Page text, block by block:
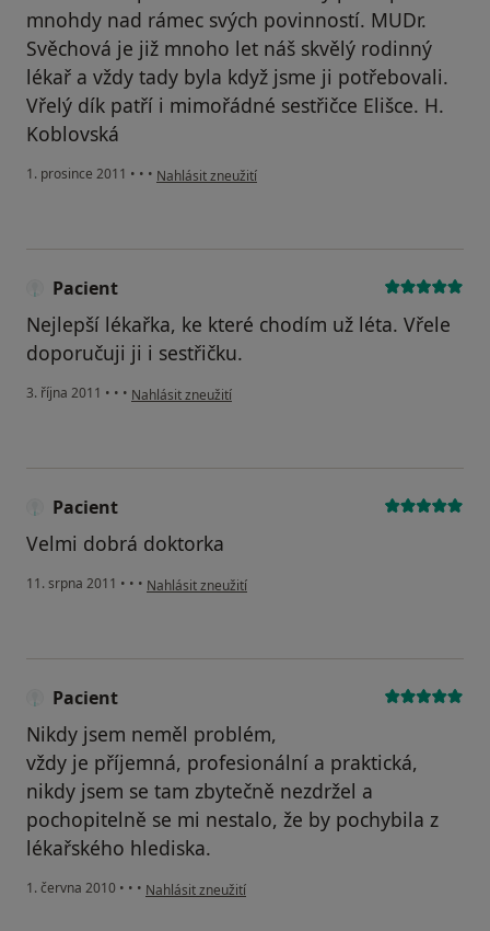
mnohdy nad rámec svých povinností. MUDr.
Svěchová je již mnoho let náš skvělý rodinný
lékař a vždy tady byla když jsme ji potřebovali.
Vřelý dík patří i mimořádné sestřičce Elišce. H.
Koblovská
1. prosince 2011 • • • podle názoru uživatele Pacient
Nahlásit zneužití
Pacient
Nejlepší lékařka, ke které chodím už léta. Vřele
doporučuji ji i sestřičku.
3. října 2011 • • • podle názoru uživatele Pacient
Nahlásit zneužití
Pacient
Velmi dobrá doktorka
11. srpna 2011 • • • podle názoru uživatele Pacient
Nahlásit zneužití
Pacient
Nikdy jsem neměl problém,
vždy je příjemná, profesionální a praktická,
nikdy jsem se tam zbytečně nezdržel a
pochopitelně se mi nestalo, že by pochybila z
lékařského hlediska.
1. června 2010 • • • podle názoru uživatele Pacient
Nahlásit zneužití